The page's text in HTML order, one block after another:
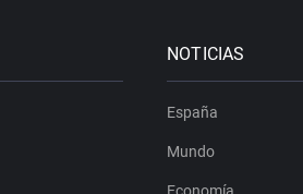
NOTICIAS
España
Mundo